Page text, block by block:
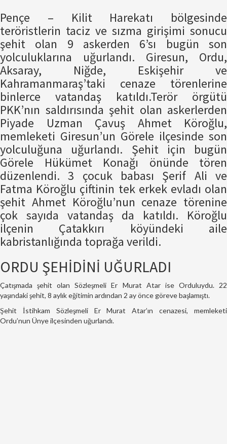
Pençe – Kilit Harekatı bölgesinde
teröristlerin taciz ve sızma girişimi sonucu
şehit olan 9 askerden 6’sı bugün son
yolculuklarına uğurlandı. Giresun, Ordu,
Aksaray, Niğde, Eskişehir ve
Kahramanmaraş’taki cenaze törenlerine
binlerce vatandaş katıldı.Terör örgütü
PKK’nın saldırısında şehit olan askerlerden
Piyade Uzman Çavuş Ahmet Köroğlu,
memleketi Giresun’un Görele ilçesinde son
yolculuğuna uğurlandı. Şehit için bugün
Görele Hükümet Konağı önünde tören
düzenlendi. 3 çocuk babası Şerif Ali ve
Fatma Köroğlu çiftinin tek erkek evladı olan
şehit Ahmet Köroğlu’nun cenaze törenine
çok sayıda vatandaş da katıldı. Köroğlu
ilçenin Çatakkırı köyündeki aile
kabristanlığında toprağa verildi.
ORDU ŞEHİDİNİ UĞURLADI
Çatışmada şehit olan Sözleşmeli Er Murat Atar ise Orduluydu. 22
yaşındaki şehit, 8 aylık eğitimin ardından 2 ay önce göreve başlamıştı.
Şehit İstihkam Sözleşmeli Er Murat Atar’ın cenazesi, memleketi
Ordu’nun Ünye ilçesinden uğurlandı.